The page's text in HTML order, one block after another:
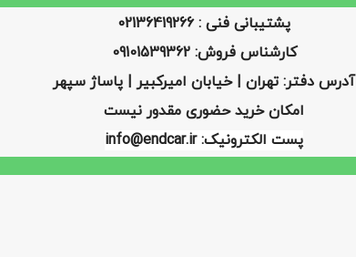
پشتیبانی فنی : 02136419266
کارشناس فروش: 09101539362
آدرس دفتر: تهران | خیابان امیرکبیر | پاساژ سپهر
امکان خرید حضوری مقدور نیست
پست الکترونیک: info@endcar.ir